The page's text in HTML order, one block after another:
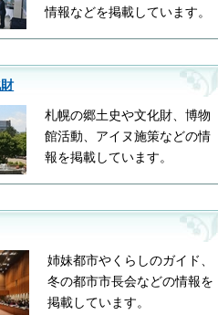
情報などを掲載しています。
札幌の郷土史や文化財、博物
館活動、アイヌ施策などの情
報を掲載しています。
姉妹都市やくらしのガイド、
冬の都市市長会などの情報を
掲載しています。